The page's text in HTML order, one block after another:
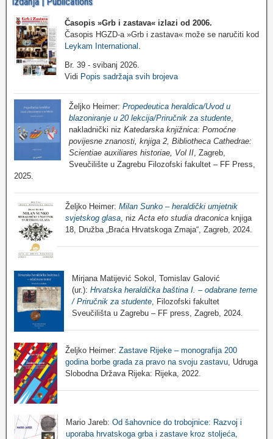
Časopis »Grb i zastava« izlazi od 2006.
Časopis HGZD-a »Grb i zastava« može se naručiti kod
Leykam International
Br. 39 - svibanj 2026.
Vidi Popis sadržaja svih brojeva
Željko Heimer: Propedeutica heraldica/Uvod u
blazoniranje u 20 lekcija/Priručnik za studente,
nakladnički niz Katedarska knjižnica: Pomoćne
povijesne znanosti, knjiga 2, Bibliotheca Cathedrae:
Scientiae auxiliares historiae, Vol II, Zagreb,
Sveučilište u Zagrebu Filozofski fakultet – FF Press,
2025.
Željko Heimer: Milan Sunko – heraldički umjetnik
svjetskog glasa , niz Acta eto studia draconica knjiga
18, Družba „Braća Hrvatskoga Zmaja“, Zagreb, 2024.
Mirjana Matijević Sokol, Tomislav Galović
(ur.): Hrvatska heraldička baština I. – odabrane teme
/ Priručnik za studente, Filozofski fakultet
Sveučilišta u Zagrebu – FF press, Zagreb, 2024.
Željko Heimer: Zastave Rijeke – monografija 200
godina borbe grada za pravo na svoju zastavu, Udruga
Slobodna Država Rijeka: Rijeka, 2022.
Mario Jareb: Od šahovnice do trobojnice: Razvoj i
uporaba hrvatskoga grba i zastave kroz stoljeća,